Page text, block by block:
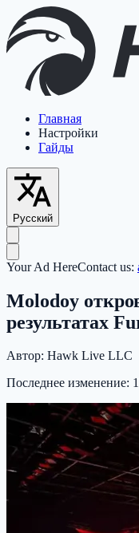
Главная
Настройки
Гайды
Русский
Your Ad HereContact us:
Molodoy
результатах
Автор: Hawk Live LLC
Последнее изменение: